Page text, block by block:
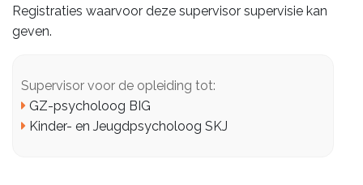
Registraties waarvoor deze supervisor supervisie kan
geven.
Supervisor voor de opleiding tot:
GZ-psycholoog BIG
Kinder- en Jeugdpsycholoog SKJ